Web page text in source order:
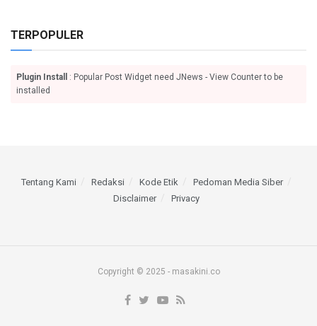
TERPOPULER
Plugin Install
: Popular Post Widget need JNews - View Counter to be
installed
Tentang Kami Redaksi Kode Etik
Pedoman Media Siber
Disclaimer
Privacy
Copyright © 2025 - masakini.co